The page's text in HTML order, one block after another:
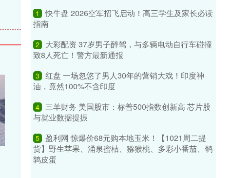
1
快牛盘 2026空军招飞启动！高三学生及家长必读
指南
2
大彩配资 37岁男子醉驾，与多辆电动自行车碰撞
致8人死亡！警方最新通报
3
红盘 一场忽悠了男人30年的营销大戏！印度神
油，竟然100%不含印度
4 三羊财务 美国股市：标普500指数创新高 芯片股
与就业数据提振
5 盈利网 惊爆价68元购本地玉米！【1021周二提
货】野生苹果、涌泉蜜桔、猕猴桃、多彩小番茄、鹌
鹑皮蛋